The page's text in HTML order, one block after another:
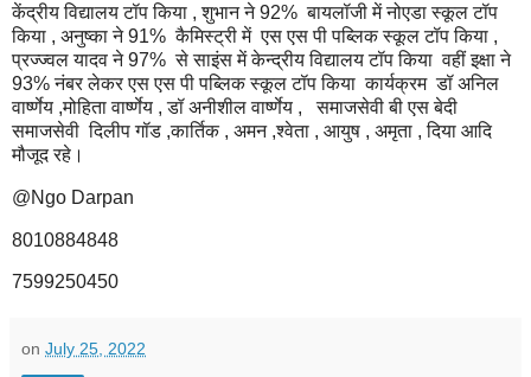
केंद्रीय विद्यालय टॉप किया , शुभान ने 92% बायलॉजी में नोएडा स्कूल टॉप
किया , अनुष्का ने 91% कैमिस्ट्री में एस एस पी पब्लिक स्कूल टॉप किया ,
प्रज्ज्वल यादव ने 97% से साइंस में केन्द्रीय विद्यालय टॉप किया वहीं इक्षा ने
93% नंबर लेकर एस एस पी पब्लिक स्कूल टॉप किया कार्यक्रम डॉ अनिल
वार्ष्णेय ,मोहिता वार्ष्णेय , डॉ अनीशील वार्ष्णेय , समाजसेवी बी एस बेदी
समाजसेवी दिलीप गॉड ,कार्तिक , अमन ,श्वेता , आयुष , अमृता , दिया आदि
मौजूद रहे।
@Ngo Darpan
8010884848
7599250450
on July 25, 2022